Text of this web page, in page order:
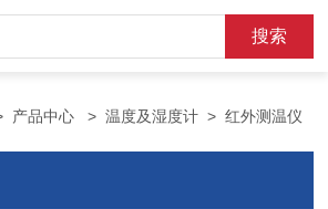
产品中心 >温度及湿度计 >红外测温仪